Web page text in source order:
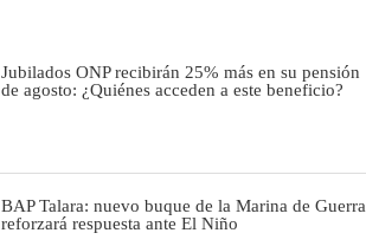
Jubilados ONP recibirán 25% más en su pensión
de agosto: ¿Quiénes acceden a este beneficio?
BAP Talara: nuevo buque de la Marina de Guerra
reforzará respuesta ante El Niño